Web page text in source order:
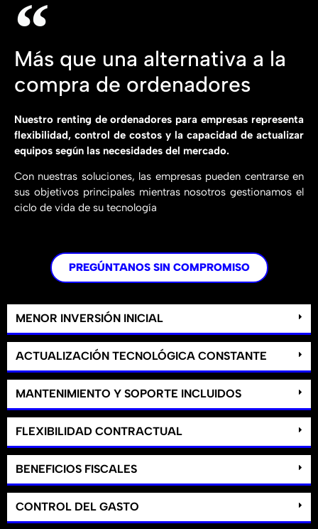
Más que una alternativa a la
compra de ordenadores
Nuestro renting de ordenadores para empresas representa
flexibilidad, control de costos y la capacidad de actualizar
equipos según las necesidades del mercado.
Con nuestras soluciones, las empresas pueden centrarse en
sus objetivos principales mientras nosotros gestionamos el
ciclo de vida de su tecnología
PREGÚNTANOS SIN COMPROMISO
MENOR INVERSIÓN INICIAL
ACTUALIZACIÓN TECNOLÓGICA CONSTANTE
MANTENIMIENTO Y SOPORTE INCLUIDOS
FLEXIBILIDAD CONTRACTUAL
BENEFICIOS FISCALES
CONTROL DEL GASTO